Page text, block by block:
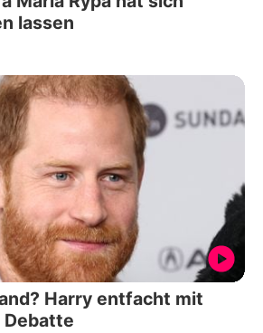
lassen
Harry entfacht mit
Debatte